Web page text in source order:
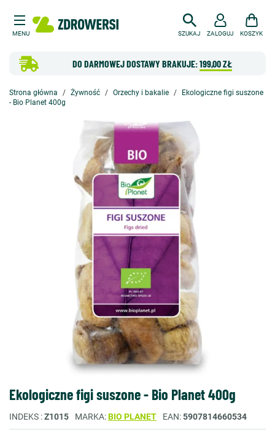
MENU SZUKAJ
DO DARMOWEJ DOSTAWY BRAKUJE:199,00 ZŁ
ZALOGUJ KOSZYK
Strona główna Żywność Orzechy i bakalie
Ekologiczne figi suszone
- Bio Planet 400g
Ekologiczne figi suszone - Bio Planet 400g
INDEKS Z1015 MARKA BIO PLANET EAN 5907814660534